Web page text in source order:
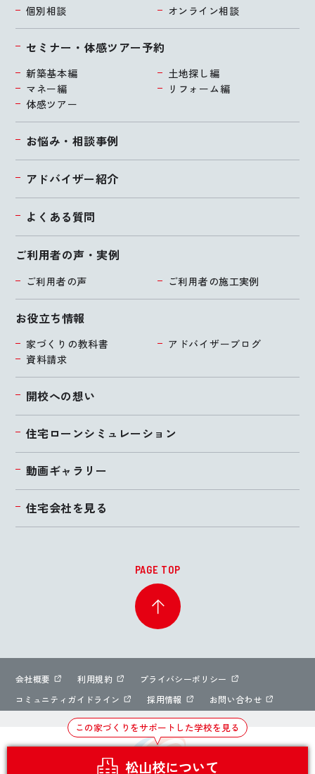
この家づくりをサポートした学校を見る
松山校について
お悩み・相談事例
アドバイザー紹介
よくある質問
ご利用者の声・実例
ご利用者の声 ご利用者の施工実例
個別相談 オンライン相談
セミナー・体感ツアー予約
新築基本編
土地探し編
マネー編
リフォーム編
体感ツアー
お役立ち情報
家づくりの教科書
アドバイザーブログ
資料請求
開校への想い
住宅ローンシミュレーション
動画ギャラリー
住宅会社を見る
PAGE TOP
会社概要 利用規約
プライバシーポリシー
コミュニティガイドライン
採用情報 お問い合わせ